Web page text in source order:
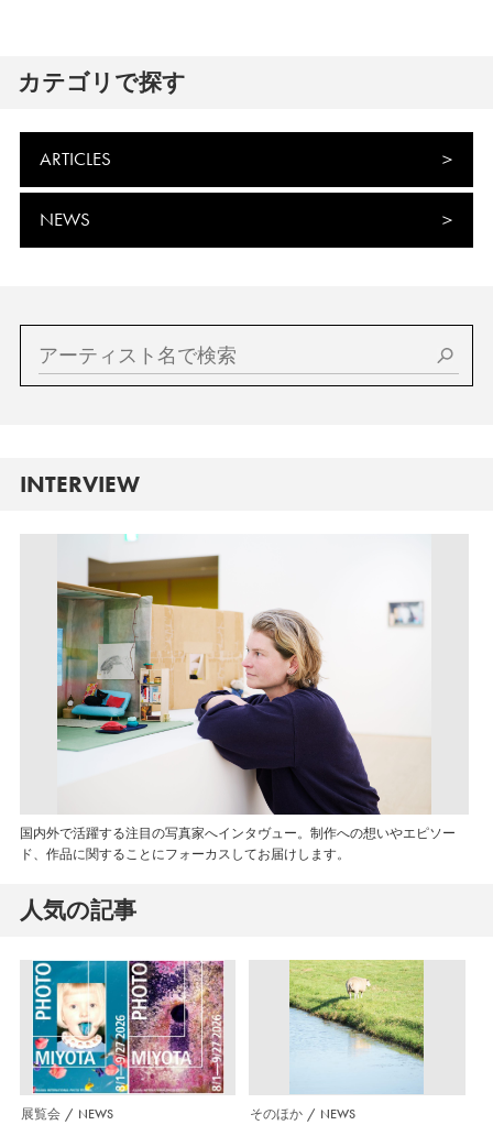
カテゴリで探す
ARTICLES
NEWS
INTERVIEW
国内外で活躍する注目の写真家へインタヴュー。制作への想いやエピソー
ド、作品に関することにフォーカスしてお届けします。
人気の記事
展覧会 NEWS そのほか NEWS